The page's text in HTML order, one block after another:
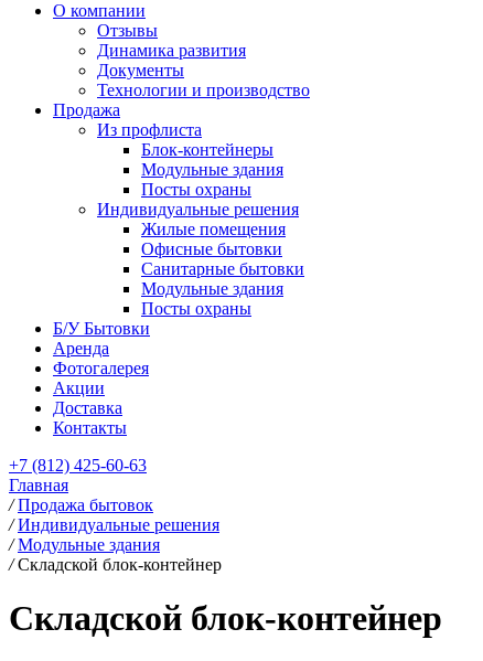
О компании
Отзывы
Динамика развития
Документы
Технологии и производство
Продажа
Из профлиста
Блок-контейнеры
Модульные здания
Посты охраны
Индивидуальные решения
Жилые помещения
Офисные бытовки
Санитарные бытовки
Модульные здания
Посты охраны
Б/У Бытовки
Аренда
Фотогалерея
Акции
Доставка
Контакты
+7 (812) 425-60-63
Главная
/ Продажа бытовок
/ Индивидуальные решения
/ Модульные здания
/ Складской блок-контейнер
Складской блок-контейнер